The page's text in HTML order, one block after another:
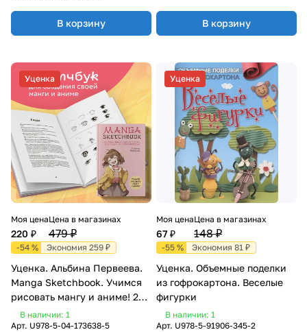
В корзину В корзину
Уценка
Моя цена
220 ₽
Цена в магазинах
479 ₽
-54 % Экономия 259 ₽
Уценка. Альбина Первеева.
Manga Sketchbook. Учимся
рисовать мангу и аниме! 23
пошаговых урока и место
для создания своей истории
В наличии: 1
Арт. U978-5-04-173638-5
Уценка
Моя цена
67 ₽
Цена в магазинах
148 ₽
-55 % Экономия 81 ₽
Уценка. Объемные поделки
из гофрокартона. Веселые
фигурки
В наличии: 1
Арт. U978-5-91906-345-2